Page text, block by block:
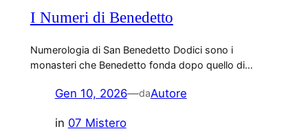
I Numeri di Benedetto
Numerologia di San Benedetto Dodici sono i
monasteri che Benedetto fonda dopo quello di…
Gen 10, 2026—daAutore
in 07 Mistero